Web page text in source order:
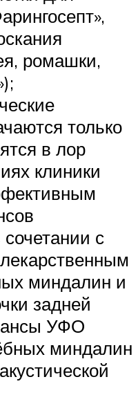
ромашки,
только
в лор
клиники
с
миндалин и
задней
УФО
миндалин